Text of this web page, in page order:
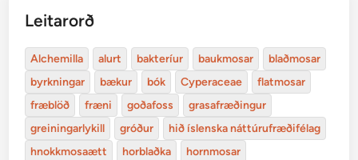
Leitarorð
Alchemilla alurt bakteríur baukmosar
blaðmosar
byrkningar
bækur bók Cyperaceae
flatmosar
fræblöð
fræni goðafoss
grasafræðingur
greiningarlykill
gróður
hið íslenska náttúrufræðifélag
hnokkmosaætt
horblaðka
hornmosar